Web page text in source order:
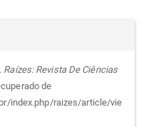
Raízes: Revista De Ciências
de
index.php/raizes/article/vie